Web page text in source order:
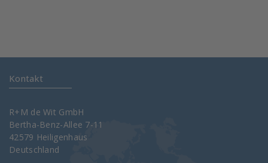
Kontakt
R+M de Wit GmbH
Bertha-Benz-Allee 7-11
42579 Heiligenhaus
Deutschland